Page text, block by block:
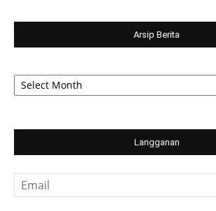
Arsip Berita
Arsip
Berita
Langganan
Email